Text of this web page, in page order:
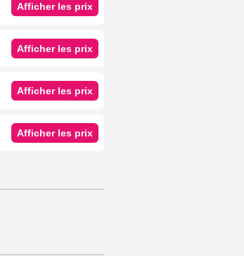
Afficher les prix
Afficher les prix
Afficher les prix
Afficher les prix